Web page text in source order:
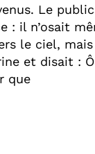
Le
: il n’osait
le ciel,
et disait : Ô
que